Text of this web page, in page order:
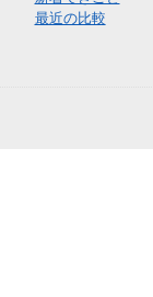
最近の比較